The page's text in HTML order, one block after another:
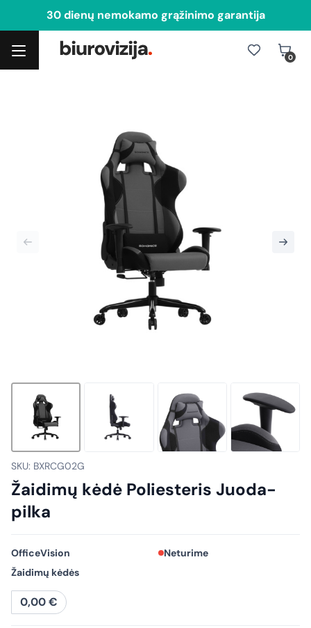
30 dienų nemokamo grąžinimo garantija
0
SKU: BXRCG02G
Žaidimų kėdė Poliesteris Juoda-
pilka
OfficeVision
Neturime
Žaidimų kėdės
0,00€